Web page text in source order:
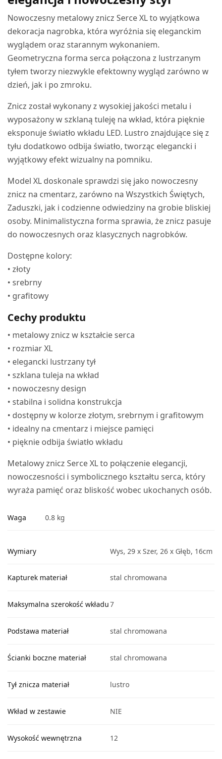
Nowoczesny metalowy znicz Serce XL to wyjątkowa
dekoracja nagrobka, która wyróżnia się eleganckim
wyglądem oraz starannym wykonaniem.
Geometryczna forma serca połączona z lustrzanym
tyłem tworzy niezwykle efektowny wygląd zarówno w
dzień, jak i po zmroku.
Znicz został wykonany z wysokiej jakości metalu i
wyposażony w szklaną tuleję na wkład, która pięknie
eksponuje światło wkładu LED. Lustro znajdujące się z
tyłu dodatkowo odbija światło, tworząc elegancki i
wyjątkowy efekt wizualny na pomniku.
Model XL doskonale sprawdzi się jako nowoczesny
znicz na cmentarz, zarówno na Wszystkich Świętych,
Zaduszki, jak i codzienne odwiedziny na grobie bliskiej
osoby. Minimalistyczna forma sprawia, że znicz pasuje
do nowoczesnych oraz klasycznych nagrobków.
Dostępne kolory:
• złoty
• srebrny
• grafitowy
Cechy produktu
• metalowy znicz w kształcie serca
• rozmiar XL
• elegancki lustrzany tył
• szklana tuleja na wkład
• nowoczesny design
• stabilna i solidna konstrukcja
• dostępny w kolorze złotym, srebrnym i grafitowym
• idealny na cmentarz i miejsce pamięci
• pięknie odbija światło wkładu
Metalowy znicz Serce XL to połączenie elegancji,
nowoczesności i symbolicznego kształtu serca, który
wyraża pamięć oraz bliskość wobec ukochanych osób.
Waga 0.8 kg
Wymiary Wys, 29 x Szer, 26 x Głęb, 16cm
Kapturek materiał stal chromowana
Maksymalna szerokość wkładu7
Podstawa materiał stal chromowana
Ścianki boczne materiał stal chromowana
Tył znicza materiał lustro
Wkład w zestawie NIE
Wysokość wewnętrzna 12